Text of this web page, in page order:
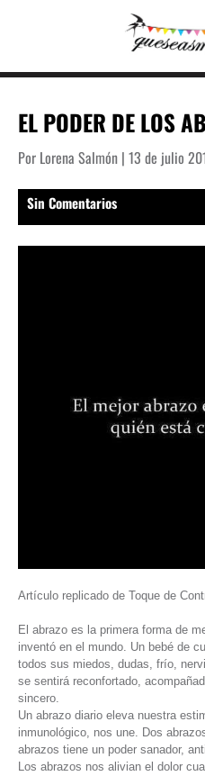
EL PODER DE LOS
Por Lorena Salmón | 13 de julio
Sin Comentarios
Artículo replicado de Toque de
El abrazo es la primera forma de
inventó en el mundo. Un bebé de
todos sus miedos, dudas, frío,
se sentirá reconfortado,
sincero.
Un abrazo diario eleva nuestra
inmunológico, nos une. Dos
abrazos tiene un poder sanador,
Los abrazos nos alivian el dolor